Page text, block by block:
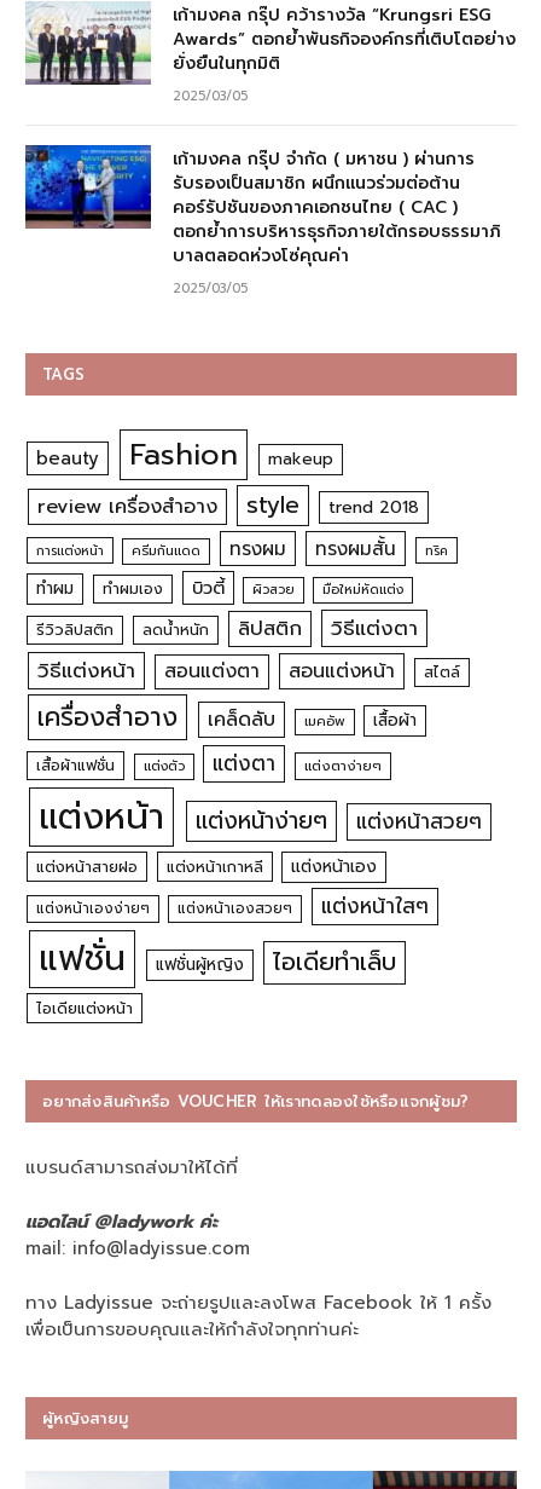
เก้ามงคล กรุ๊ป คว้ารางวัล “Krungsri ESG
Awards” ตอกย้ำพันธกิจองค์กรที่เติบโตอย่าง
ยั่งยืนในทุกมิติ
2025/03/05
เก้ามงคล กรุ๊ป จำกัด ( มหาชน ) ผ่านการ
รับรองเป็นสมาชิก ผนึกแนวร่วมต่อต้าน
คอร์รัปชันของภาคเอกชนไทย ( CAC )
ตอกย้ำการบริหารธุรกิจภายใต้กรอบธรรมาภิ
บาลตลอดห่วงโซ่คุณค่า
2025/03/05
TAGS
beauty Fashion makeup
review เครื่องสำอาง style trend 2018
การแต่งหน้า ครีมกันแดด ทรงผม ทรงผมสั้น ทริค
ทำผม ทำผมเอง บิวตี้ ผิวสวย มือใหม่หัดแต่ง
รีวิวลิปสติก ลดน้ำหนัก ลิปสติก
วิธีแต่งตา
วิธีแต่งหน้า
สอนแต่งตา สอนแต่งหน้า สไตล์
เครื่องสำอาง เคล็ดลับ เมคอัพ เสื้อผ้า
เสื้อผ้าแฟชั่น แต่งตัว แต่งตา แต่งตาง่ายๆ
แต่งหน้า แต่งหน้าง่ายๆ แต่งหน้าสวยๆ
แต่งหน้าสายฝอ แต่งหน้าเกาหลี แต่งหน้าเอง
แต่งหน้าเองง่ายๆ แต่งหน้าเองสวยๆ แต่งหน้าใสๆ
แฟชั่น แฟชั่นผู้หญิง ไอเดียทำเล็บ
ไอเดียแต่งหน้า
อยากส่งสินค้าหรือ VOUCHER ให้เราทดลองใช้หรือแจกผู้ชม?
แบรนด์สามารถส่งมาให้ได้ที่
แอดไลน์ @ladywork ค่ะ
mail: info@ladyissue.com
ทาง Ladyissue จะถ่ายรูปและลงโพส Facebook ให้ 1 ครั้ง
เพื่อเป็นการขอบคุณและให้กำลังใจทุกท่านค่ะ
ผู้หญิงสายมู